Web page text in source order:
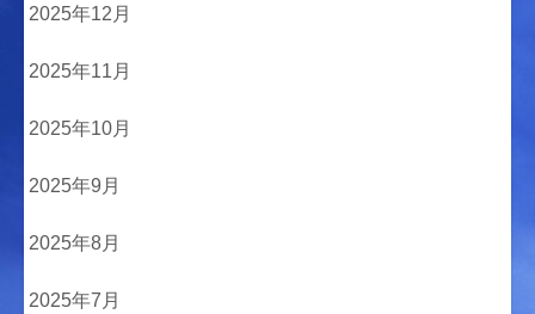
2025年12月
2025年11月
2025年10月
2025年9月
2025年8月
2025年7月